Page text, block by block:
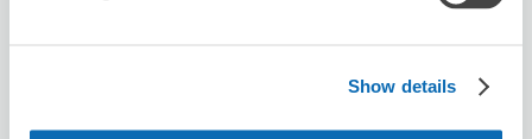
Show details